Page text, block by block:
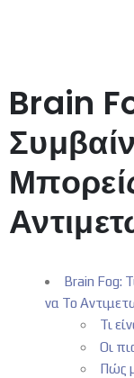
Brain
Brain Fog:
να Το
Τι
Οι
Πώς